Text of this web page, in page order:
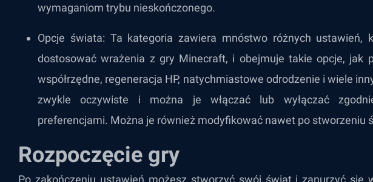
wymaganiom trybu nieskończonego.
Opcje świata: Ta kategoria zawiera mnóstwo różnych ustawień,
dostosować wrażenia z gry Minecraft, i obejmuje takie opcje, jak
współrzędne, regeneracja HP, natychmiastowe odrodzenie i wiele
zwykle oczywiste i można je włączać lub wyłączać
preferencjami. Można je również modyfikować nawet po stworzeniu
Rozpoczęcie gry
Po zakończeniu ustawień możesz stworzyć swój świat i zanurzyć się